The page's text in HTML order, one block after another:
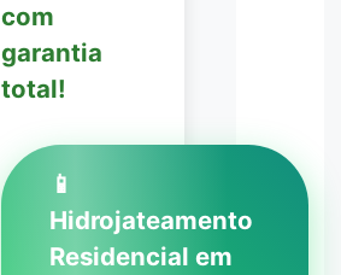
com
garantia
total!
📱
Hidrojateamento
Residencial em